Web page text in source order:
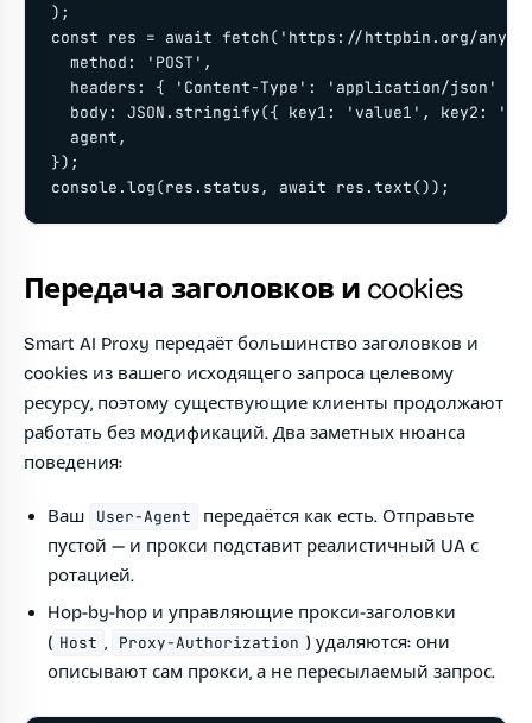
);
const res = await fetch('https://httpbin.org/
  method: 'POST',
  headers: { 'Content-Type': 'application/json' },
body: JSON.stringify({ key1: 'value1', key2:
  agent,
});
console.log(res.status, await res.text());
Передача заголовков и cookies
Smart AI Proxy передаёт большинство заголовков и
cookies из вашего исходящего запроса целевому
ресурсу, поэтому существующие клиенты продолжают
работать без модификаций. Два заметных нюанса
поведения:
Ваш User-Agent
передаётся как есть. Отправьте
пустой — и прокси подставит реалистичный UA с
ротацией.
Hop-by-hop и управляющие прокси-заголовки
( Host , Proxy-Authorization ) удаляются: они
описывают сам прокси, а не пересылаемый запрос.